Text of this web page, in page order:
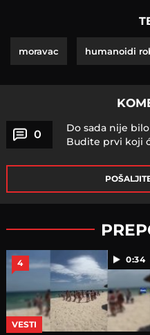
moravac humanoidi
0
Do sada nije
Budite prvi koji
0:34
4
VESTI